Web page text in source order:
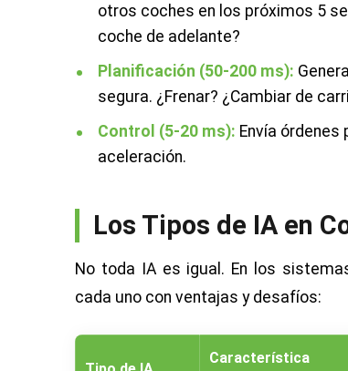
otros coches en los próximos 5
coche de adelante?
Planificación (50-200 ms):
segura. ¿Frenar? ¿Cambiar de
Control (5-20 ms): Envía órdenes
aceleración.
Los Tipos de IA en
No toda IA es igual. En los
cada uno con ventajas y desafíos:
Característica